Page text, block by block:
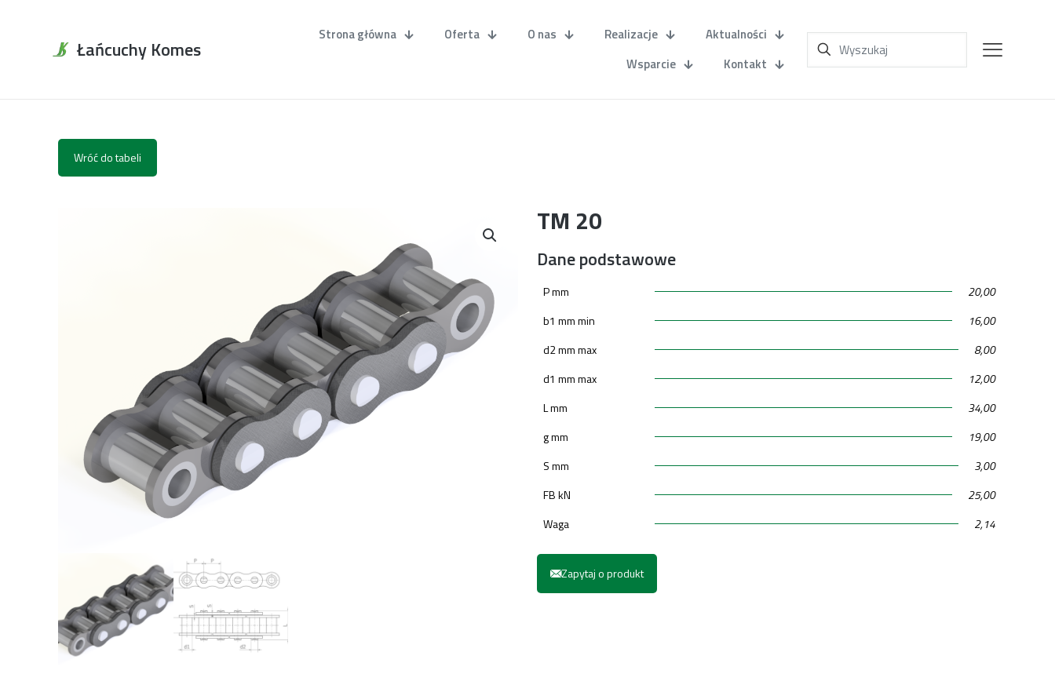
Łańcuchy Komes
Strona główna Oferta O nas Realizacje
Aktualności
Wsparcie
Kontakt
Wróć do tabeli
TM 20
Dane podstawowe
P mm
20,00
b1 mm min
16,00
d2 mm max
8,00
d1 mm max
12,00
L mm
34,00
g mm
19,00
S mm
3,00
FB kN
25,00
Waga
2,14
Zapytaj o produkt